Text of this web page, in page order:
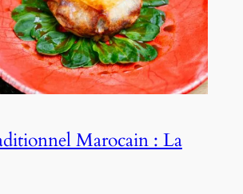
Marocain : La